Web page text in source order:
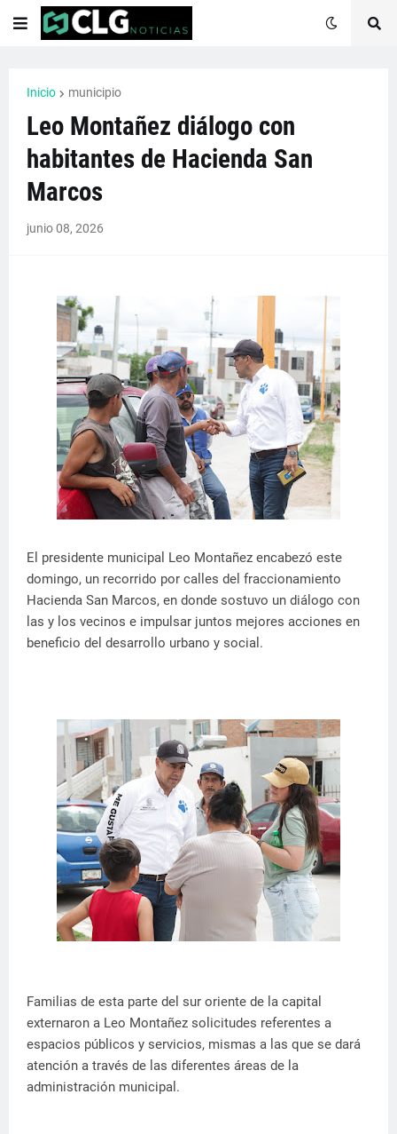
Inicio municipio
Leo Montañez diálogo con
habitantes de Hacienda San
Marcos
junio 08, 2026
El presidente municipal Leo Montañez encabezó este
domingo, un recorrido por calles del fraccionamiento
Hacienda San Marcos, en donde sostuvo un diálogo con
las y los vecinos e impulsar juntos mejores acciones en
beneficio del desarrollo urbano y social.
Familias de esta parte del sur oriente de la capital
externaron a Leo Montañez solicitudes referentes a
espacios públicos y servicios, mismas a las que se dará
atención a través de las diferentes áreas de la
administración municipal.